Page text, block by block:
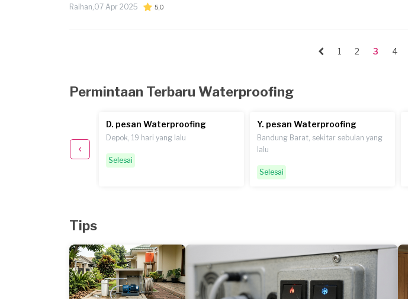
Raihan,07 Apr 2025 5,0
1 2 3 4
Permintaan Terbaru Waterproofing
5 bulan yang lalu
D. pesan Waterproofing
Depok, 19 hari yang lalu
Selesai
Y. pesan Waterproofing
Bandung Barat, sekitar sebulan yang
lalu
Selesai
Tips